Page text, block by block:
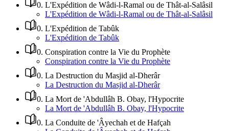
0. L'Expédition de Wâdi-l-Ramal ou de Thât-al-Salâsil
L'Expédition de Wâdi-l-Ramal ou de Thât-al-Salâsil
0. L'Expédition de Tabûk
L'Expédition de Tabûk
0. Conspiration contre la Vie du Prophète
Conspiration contre la Vie du Prophète
0. La Destruction du Masjid al-Dherâr
La Destruction du Masjid al-Dherâr
0. La Mort de 'Abdullâh B. Obay, l'Hypocrite
La Mort de 'Abdullâh B. Obay, l'Hypocrite
0. La Conduite de 'Âyechah et de Hafçah